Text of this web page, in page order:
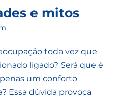
e mitos
toda vez que
ligado? Será que é
um conforto
Essa dúvida provoca